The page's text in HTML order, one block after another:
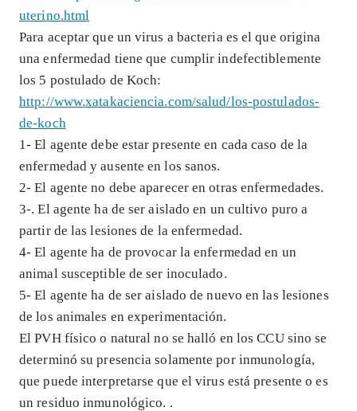
uterino.html
Para aceptar que un virus a bacteria es el que origina
una enfermedad tiene que cumplir indefectiblemente
los 5 postulado de Koch:
http://www.xatakaciencia.com/salud/los-postulados-
de-koch
1- El agente debe estar presente en cada caso de la
enfermedad y ausente en los sanos.
2- El agente no debe aparecer en otras enfermedades.
3-. El agente ha de ser aislado en un cultivo puro a
partir de las lesiones de la enfermedad.
4- El agente ha de provocar la enfermedad en un
animal susceptible de ser inoculado.
5- El agente ha de ser aislado de nuevo en las lesiones
de los animales en experimentación.
El PVH físico o natural no se halló en los CCU sino se
determinó su presencia solamente por inmunología,
que puede interpretarse que el virus está presente o es
un residuo inmunológico. .